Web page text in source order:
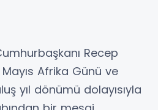
Recep
Afrika Günü ve
yıl dönümü dolayısıyla